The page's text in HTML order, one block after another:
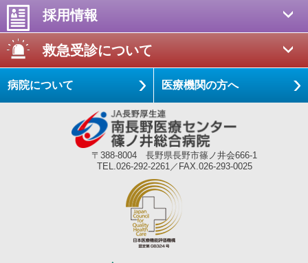
採用情報
救急受診について
病院について 医療機関の方へ
〒388-8004 長野県長野市篠ノ井会666-1
TEL.026-292-2261／FAX.026-293-0025